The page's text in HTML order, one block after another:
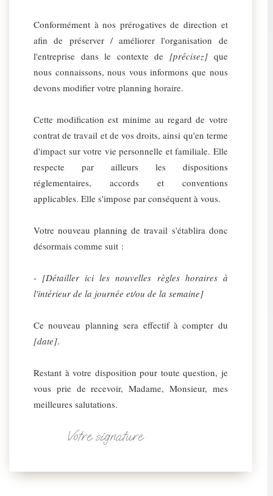
Conformément à nos prérogatives de direction et
afin de préserver / améliorer l'organisation de
l'entreprise dans le contexte de [précisez] que
nous connaissons, nous vous informons que nous
devons modifier votre planning horaire.
Cette modification est minime au regard de votre
contrat de travail et de vos droits, ainsi qu'en terme
d'impact sur votre vie personnelle et familiale. Elle
respecte par ailleurs les dispositions
réglementaires, accords et conventions
applicables. Elle s'impose par conséquent à vous.
Votre nouveau planning de travail s'établira donc
désormais comme suit :
- [Détailler ici les nouvelles règles horaires à
l'intérieur de la journée et/ou de la semaine]
Ce nouveau planning sera effectif à compter du
[date].
Restant à votre disposition pour toute question, je
vous prie de recevoir, Madame, Monsieur, mes
meilleures salutations.
Votre signature